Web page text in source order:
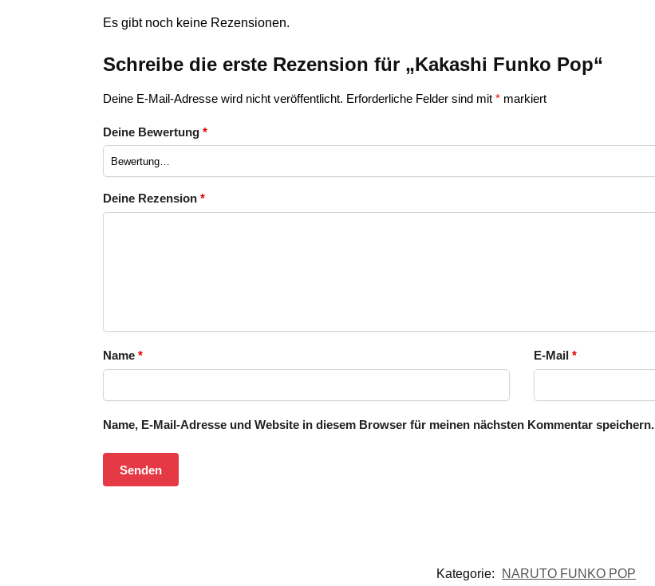
Es gibt noch keine Rezensionen.
Schreibe die erste Rezension für „Kakashi Funko Pop“
Deine E-Mail-Adresse wird nicht veröffentlicht. Erforderliche Felder sind mit *markiert
Deine Bewertung *
Deine Rezension *
Name * E-Mail *
Name, E-Mail-Adresse und Website in diesem Browser für meinen nächsten Kommentar speichern.
Kategorie: NARUTO FUNKO POP